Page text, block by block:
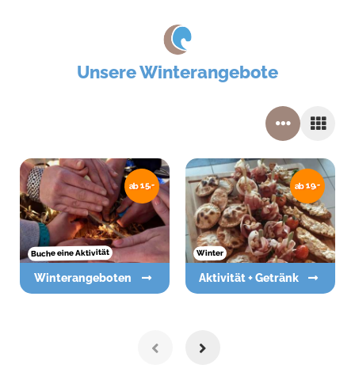
Unsere Winterangebote
ab 15,-
Buche eine Aktivität
Winterangeboten
ab 19,-
Winter
Aktivität + Getränk